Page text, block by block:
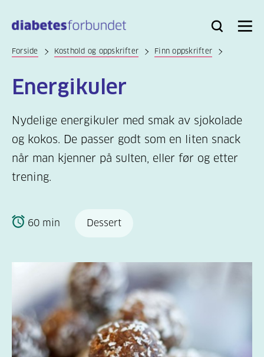
hovedinnhold
Bli
Logg
Søk Meny
Forside Kosthold og oppskrifter Finn oppskrifter
Energikuler
Nydelige energikuler med smak av sjokolade
og kokos. De passer godt som en liten snack
når man kjenner på sulten, eller før og etter
trening.
60 min Dessert